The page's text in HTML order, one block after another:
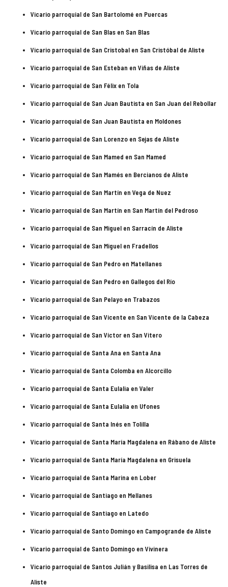
Vicario parroquial de San Bartolomé en Puercas
Vicario parroquial de San Blas en San Blas
Vicario parroquial de San Cristobal en San Cristóbal de Aliste
Vicario parroquial de San Esteban en Viñas de Aliste
Vicario parroquial de San Félix en Tola
Vicario parroquial de San Juan Bautista en San Juan del Rebollar
Vicario parroquial de San Juan Bautista en Moldones
Vicario parroquial de San Lorenzo en Sejas de Aliste
Vicario parroquial de San Mamed en San Mamed
Vicario parroquial de San Mamés en Bercianos de Aliste
Vicario parroquial de San Martín en Vega de Nuez
Vicario parroquial de San Martín en San Martín del Pedroso
Vicario parroquial de San Miguel en Sarracín de Aliste
Vicario parroquial de San Miguel en Fradellos
Vicario parroquial de San Pedro en Matellanes
Vicario parroquial de San Pedro en Gallegos del Río
Vicario parroquial de San Pelayo en Trabazos
Vicario parroquial de San Vicente en San Vicente de la Cabeza
Vicario parroquial de San Víctor en San Vitero
Vicario parroquial de Santa Ana en Santa Ana
Vicario parroquial de Santa Colomba en Alcorcillo
Vicario parroquial de Santa Eulalia en Valer
Vicario parroquial de Santa Eulalia en Ufones
Vicario parroquial de Santa Inés en Tolilla
Vicario parroquial de Santa María Magdalena en Rábano de Aliste
Vicario parroquial de Santa María Magdalena en Grisuela
Vicario parroquial de Santa Marina en Lober
Vicario parroquial de Santiago en Mellanes
Vicario parroquial de Santiago en Latedo
Vicario parroquial de Santo Domingo en Campogrande de Aliste
Vicario parroquial de Santo Domingo en Vivinera
Vicario parroquial de Santos Julián y Basilisa en Las Torres de
Aliste